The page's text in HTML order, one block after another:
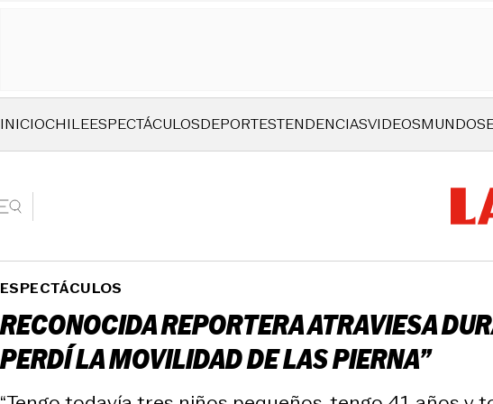
INICIOCHILEESPECTÁCULOSDEPORTESTENDENCIASVIDEOSMUNDO
ESPECTÁCULOS
RECONOCIDA REPORTERA ATRAVIESA
PERDÍ LA MOVILIDAD DE LAS PIERNA”